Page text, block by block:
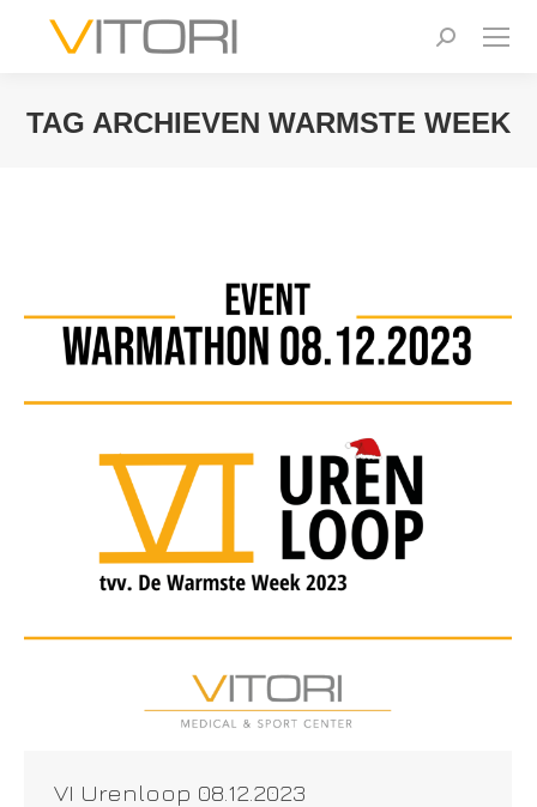
Zoeken:
TAG ARCHIEVEN WARMSTE WEEK
VI Urenloop 08.12.2023